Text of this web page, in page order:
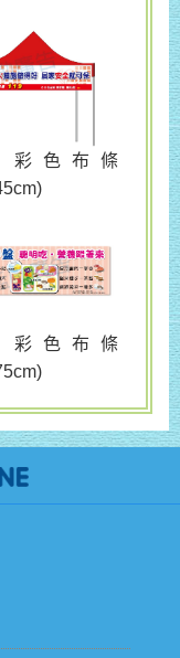
1 彩色布條
3 彩色布條